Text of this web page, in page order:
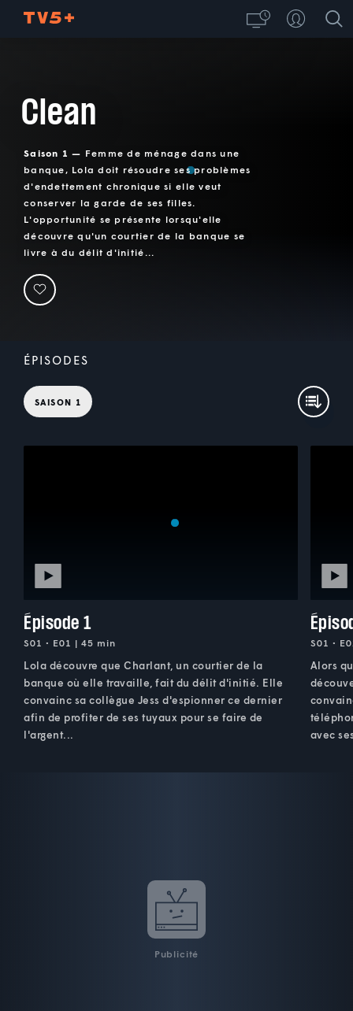
Clean
Saison 1 — Femme de ménage dans une
banque, Lola doit résoudre ses problèmes
d'endettement chronique si elle veut
conserver la garde de ses filles.
L'opportunité se présente lorsqu'elle
découvre qu'un courtier de la banque se
livre à du délit d'initié...
ÉPISODES
SAISON 1
Épisode 1
S01 • E01 | 45 min
Lola découvre que Charlant, un courtier de la
banque où elle travaille, fait du délit d'initié. Elle
convainc sa collègue Jess d'espionner ce dernier
afin de profiter de ses tuyaux pour se faire de
l'argent...
S01 •
Alors
avec
Publicité